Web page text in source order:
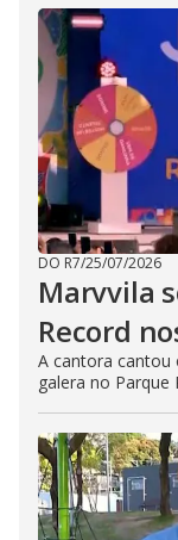
DO R7/25/07/2026
Marvvila
Record
A cantora cantou
galera no Parque